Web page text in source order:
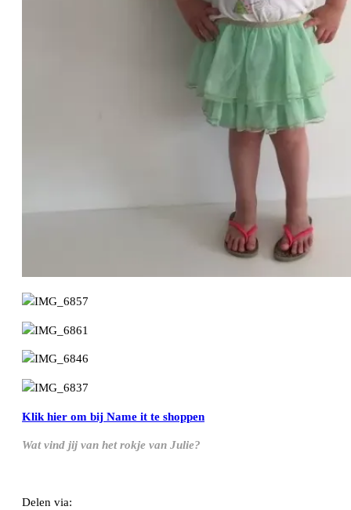
Klik hier om bij Name it te shoppen
Wat vind jij van het rokje van Julie?
Delen via: